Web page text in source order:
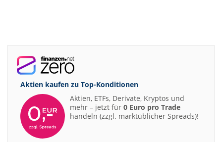
Aktien kaufen zu Top-Konditionen
Aktien, ETFs, Derivate, Kryptos und
mehr – jetzt für 0 Euro pro Trade
handeln (zzgl. marktüblicher Spreads)!